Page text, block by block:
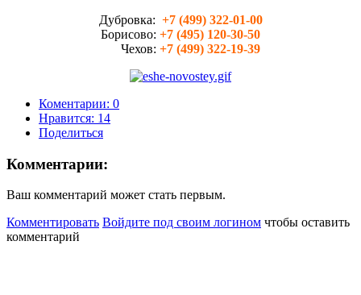
Дубровка: +7 (499) 322-01-00
Борисово: +7 (495) 120-30-50
Чехов: +7 (499) 322-19-39
Коментарии: 0
Нравится: 14
Поделиться
Комментарии:
Ваш комментарий может стать первым.
Комментировать Войдите под своим логином чтобы оставить
комментарий